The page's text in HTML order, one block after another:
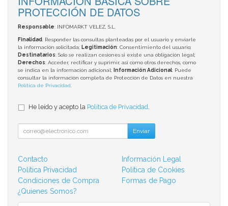
PROTECCIÓN DE DATOS
Responsable: INFOMARKT VELEZ, S.L.
Finalidad: Responder las consultas planteadas por el usuario y enviarle
la información solicitada; Legitimación: Consentimiento del usuario;
Destinatarios: Solo se realizan cesiones si existe una obligación legal;
Derechos: Acceder, rectificar y suprimir, así como otros derechos, como
se indica en la información adicional;
Información Adicional: Puede
consultar la información completa de Protección de Datos en nuestra
Política de Privacidad
He leído y acepto la Política de Privacidad
Enviar
Contacto
Información Legal
Política Privacidad
Política de Cookies
Condiciones de Compra
Formas de Pago
¿Quienes Somos?